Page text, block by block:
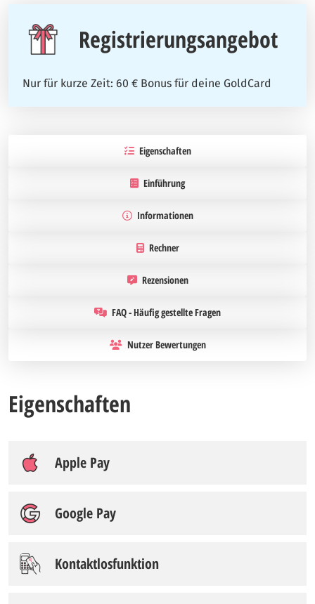
Registrierungsangebot
Nur für kurze Zeit: 60 € Bonus für deine GoldCard
Eigenschaften
Einführung
Informationen
Rechner
Rezensionen
FAQ - Häufig gestellte Fragen
Nutzer Bewertungen
Eigenschaften
Apple Pay
Google Pay
Kontaktlosfunktion